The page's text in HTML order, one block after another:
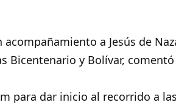
a Jesús de
Bicentenario y Bolívar,
para dar inicio al recorrido a